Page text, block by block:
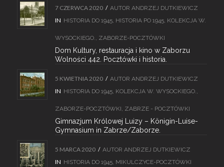
7 CZERWCA 2020 / AUTOR ANDRZEJ DUTKIEWICZ
IN HISTORIA DO 1945, HISTORIA PO 1945, KOLEKCJA W.
WYSOCKIEGO., ZABORZE-POCZTÓWKI
Dom Kultury, restauracja i kino w Zaborzu
Wolności 442. Pocztówki i historia.
5 KWIETNIA 2020 / AUTOR ANDRZEJ DUTKIEWICZ
IN HISTORIA DO 1945, KOLEKCJA W. WYSOCKIEGO.,
ZABORZE-POCZTÓWKI, ZABRZE - POCZTÓWKI
Gimnazjum Królowej Luizy – Königin-Luise-
Gymnasium in Zabrze/Zaborze.
5 MARCA 2020 / AUTOR ANDRZEJ DUTKIEWICZ
IN HISTORIA DO 1945, MIKULCZYCE-POCZTÓWKI